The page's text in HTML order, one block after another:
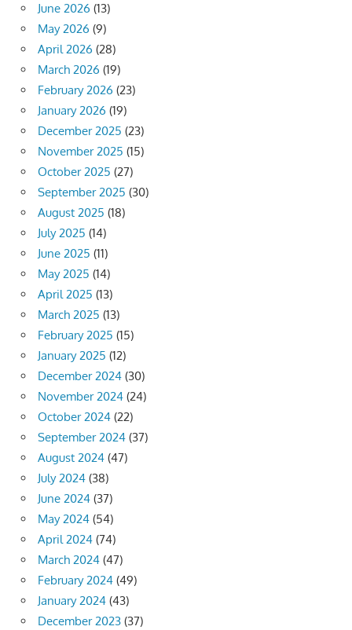
June 2026 (13)
May 2026 (9)
April 2026 (28)
March 2026 (19)
February 2026 (23)
January 2026 (19)
December 2025 (23)
November 2025 (15)
October 2025 (27)
September 2025 (30)
August 2025 (18)
July 2025 (14)
June 2025 (11)
May 2025 (14)
April 2025 (13)
March 2025 (13)
February 2025 (15)
January 2025 (12)
December 2024 (30)
November 2024 (24)
October 2024 (22)
September 2024 (37)
August 2024 (47)
July 2024 (38)
June 2024 (37)
May 2024 (54)
April 2024 (74)
March 2024 (47)
February 2024 (49)
January 2024 (43)
December 2023 (37)